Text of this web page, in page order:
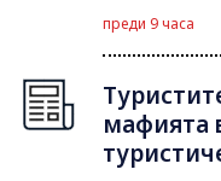
преди 9 часа
мафията